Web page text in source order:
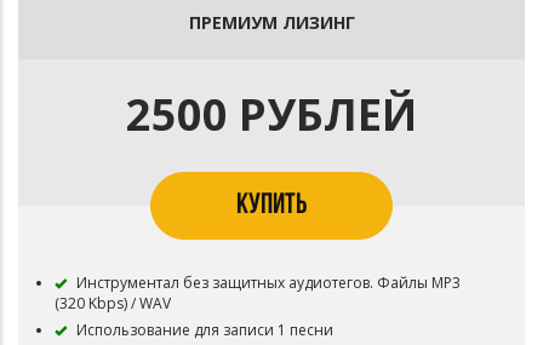
запрещена
Приобретая данный тип лицензии Вы соглашаетесь с
ПРЕМИУМ ЛИЗИНГ
2500 РУБЛЕЙ
КУПИТЬ
Инструментал без защитных аудиотегов. Файлы MP3
(320 Kbps) / WAV
Использование для записи 1 песни